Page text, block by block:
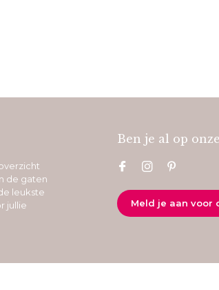
de gaten
leukste
jullie
Ben je al op
Meld je aan voor